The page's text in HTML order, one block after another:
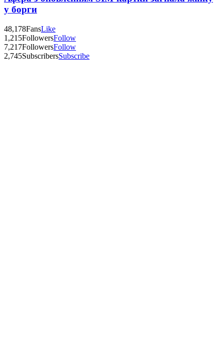
у борги
48,178FansLike
1,215FollowersFollow
7,217FollowersFollow
2,745SubscribersSubscribe